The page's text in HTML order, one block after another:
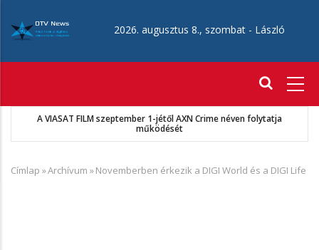
tartalomra
2026. augusztus 8., szombat - László
A VIASAT FILM szeptember 1-jétől AXN Crime néven folytatja
működését
Morzsa
Címlap »Archívum »Novemberben érkezik a DIGI World és a DIGI Life